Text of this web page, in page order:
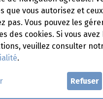
Brioché
Précoupé
que vous autorisez et
pas. Vous pouvez les
des cookies. Si vous
veuillez consulter
.
Refuser